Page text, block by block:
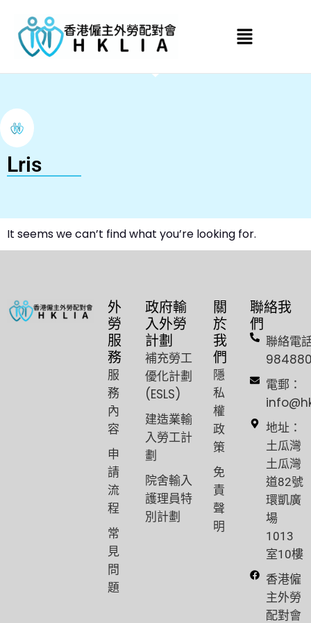
Lris
It seems we can’t find what you’re looking for.
外
勞
服
務
服
務
內
容
申
請
流
程
常
見
問
題
政府輸
入外勞
計劃
補充勞工
優化計劃
(ESLS)
建造業輸
入勞工計
劃
院舍輸入
護理員特
別計劃
關
於
我
們
隱
私
權
政
策
免
責
聲
明
聯絡我
們
聯絡電
電郵：
地址：
土瓜灣
土瓜灣
道82號
環凱廣
場
1013
室10樓
香港僱
主外勞
配對會